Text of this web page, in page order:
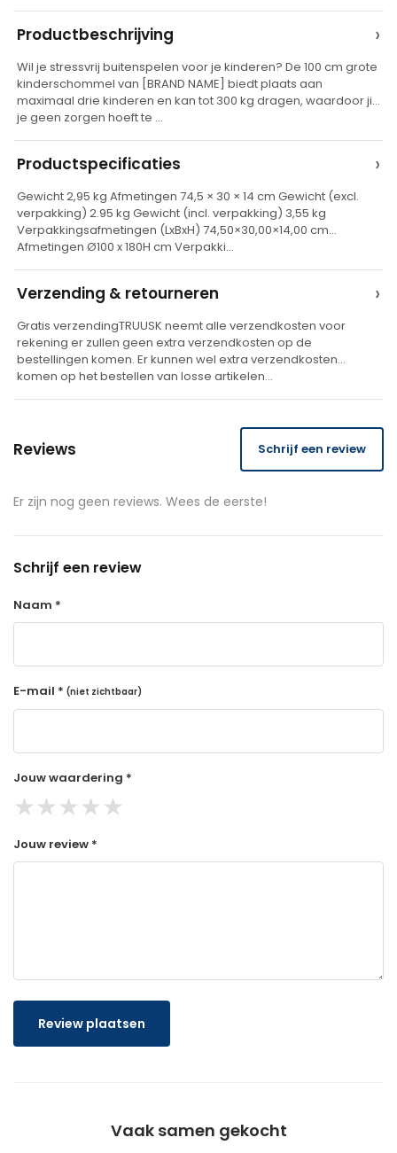
t
e
r
a
t
v
e
Productbeschrijving ›
Wil je stressvrij buitenspelen voor je kinderen? De 100 cm grote
kinderschommel van [BRAND NAME] biedt plaats aan
maximaal drie kinderen en kan tot 300 kg dragen, waardoor jij
je geen zorgen hoeft te …
Productspecificaties ›
Gewicht 2,95 kg Afmetingen 74,5 × 30 × 14 cm Gewicht (excl.
verpakking) 2.95 kg Gewicht (incl. verpakking) 3,55 kg
Verpakkingsafmetingen (LxBxH) 74,50×30,00×14,00 cm
Afmetingen Ø100 x 180H cm Verpakki…
Verzending & retourneren ›
Gratis verzendingTRUUSK neemt alle verzendkosten voor
rekening er zullen geen extra verzendkosten op de
bestellingen komen. Er kunnen wel extra verzendkosten
komen op het bestellen van losse artikelen…
Reviews Schrijf een review
Er zijn nog geen reviews. Wees de eerste!
Schrijf een review
Naam *
E-mail * (niet zichtbaar)
Jouw waardering *
★★★★★
Jouw review *
Review plaatsen
Vaak samen gekocht